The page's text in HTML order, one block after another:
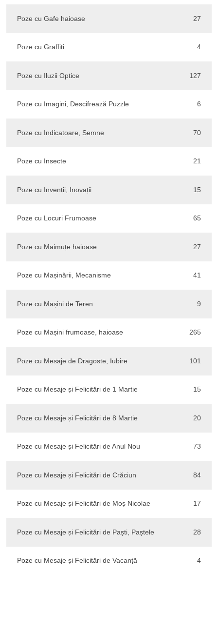
Poze cu Gafe haioase 27
Poze cu Graffiti 4
Poze cu Iluzii Optice 127
Poze cu Imagini, Descifrează Puzzle 6
Poze cu Indicatoare, Semne 70
Poze cu Insecte 21
Poze cu Invenții, Inovații 15
Poze cu Locuri Frumoase 65
Poze cu Maimuțe haioase 27
Poze cu Mașinării, Mecanisme 41
Poze cu Mașini de Teren 9
Poze cu Mașini frumoase, haioase 265
Poze cu Mesaje de Dragoste, Iubire 101
Poze cu Mesaje și Felicitări de 1 Martie 15
Poze cu Mesaje și Felicitări de 8 Martie 20
Poze cu Mesaje și Felicitări de Anul Nou 73
Poze cu Mesaje și Felicitări de Crăciun 84
Poze cu Mesaje și Felicitări de Moș Nicolae 17
Poze cu Mesaje și Felicitări de Paști, Paștele 28
Poze cu Mesaje și Felicitări de Vacanță 4